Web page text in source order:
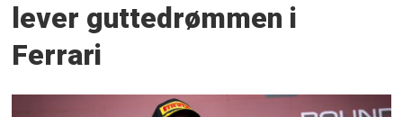
lever guttedrømmen i
Ferrari